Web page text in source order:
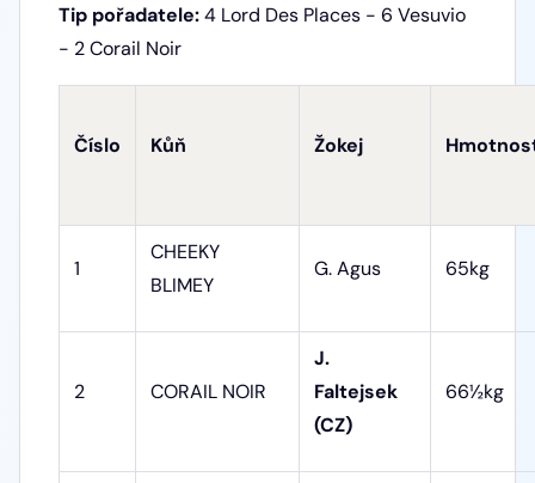
Tip pořadatele:4 Lord Des Places - 6 Vesuvio
- 2 Corail Noir
Číslo Kůň Žokej
1
CHEEKY
BLIMEY
G. Agus 65kg
2 CORAIL NOIR
J.
Faltejsek
(CZ)
66½kg